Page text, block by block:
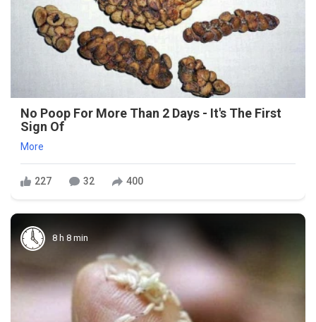
No Poop For More Than 2 Days - It's The First
Sign Of
More
227 32 400
8 h 8 min